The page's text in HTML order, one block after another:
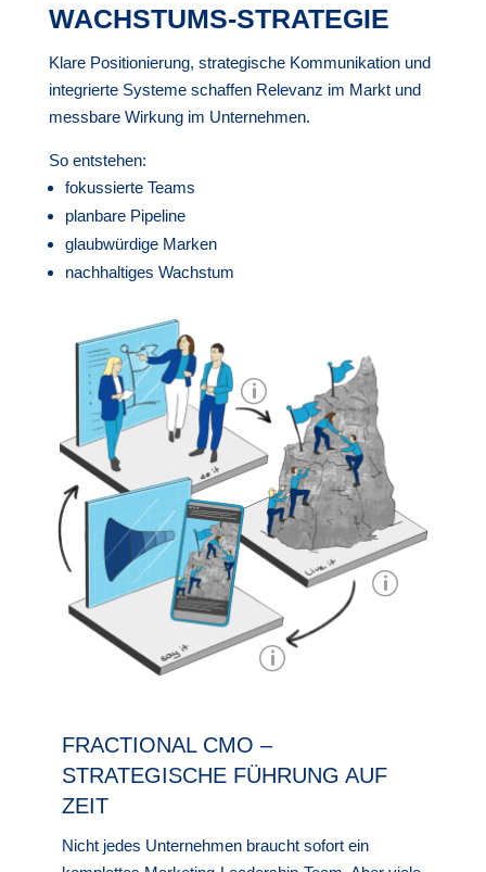
WACHSTUMS-STRATEGIE
Klare Positionierung, strategische Kommunikation und
integrierte Systeme schaffen Relevanz im Markt und
messbare Wirkung im Unternehmen.
So entstehen:
fokussierte Teams
planbare Pipeline
glaubwürdige Marken
nachhaltiges Wachstum
p
p
p
FRACTIONAL CMO –
STRATEGISCHE FÜHRUNG AUF
ZEIT
Nicht jedes Unternehmen braucht sofort ein